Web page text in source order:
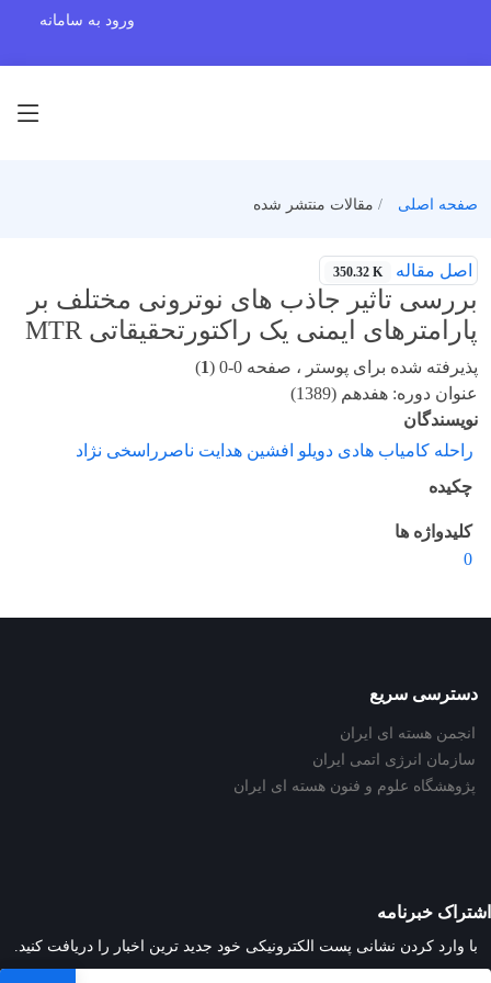
ورود به سامانه
صفحه اصلی مقالات منتشر شده
اصل مقاله 350.32 K
بررسی تاثیر جاذب های نوترونی مختلف بر
پارامترهای ایمنی یک راکتورتحقیقاتی MTR
پذیرفته شده برای پوستر ، صفحه 0-0 ( 1
)
عنوان دوره: هفدهم (1389)
نویسندگان
راحله کامیاب هادی دویلو افشین هدایت ناصرراسخی نژاد
چکیده
کلیدواژه ها
0
دسترسی سریع
انجمن هسته ای ایران
سازمان انرژی اتمی ایران
پژوهشگاه علوم و فنون هسته ای ایران
اشتراک خبرنامه
با وارد کردن نشانی پست الکترونیکی خود جدید ترین اخبار را دریافت کنید.